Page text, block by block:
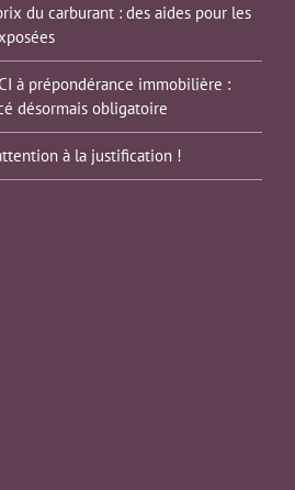
du carburant : des aides pour les
à prépondérance immobilière :
désormais obligatoire
à la justification !